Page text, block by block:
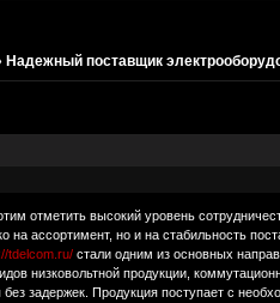
Надежный поставщик
отметить высокий уровень
на ассортимент, но и на стабильность
tdelcom.ru/ стали одним из основных
низковольтной продукции,
задержек. Продукция поступает с